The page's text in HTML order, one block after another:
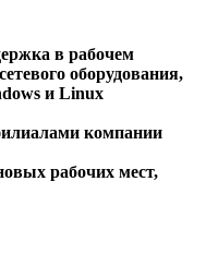
в рабочем
оборудования,
и Linux
компании
рабочих мест,